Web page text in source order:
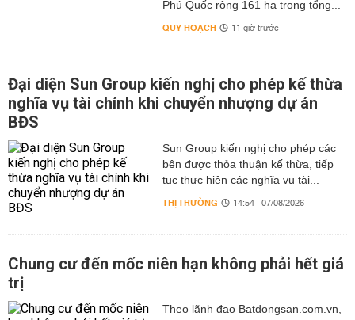
Phú Quốc rộng 161 ha trong tổng...
QUY HOẠCH 11 giờ trước
Đại diện Sun Group kiến nghị cho phép kế thừa
nghĩa vụ tài chính khi chuyển nhượng dự án
BĐS
Sun Group kiến nghị cho phép các
bên được thỏa thuận kế thừa, tiếp
tục thực hiện các nghĩa vụ tài...
THỊ TRƯỜNG 14:54 | 07/08/2026
Chung cư đến mốc niên hạn không phải hết giá
trị
Theo lãnh đạo Batdongsan.com.vn,